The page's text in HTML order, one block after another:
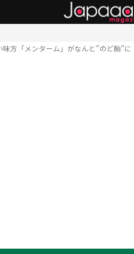
味方「メンターム」がなんと”のど飴”